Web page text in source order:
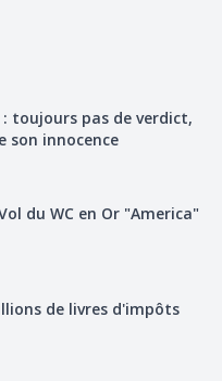
: toujours pas de verdict,
son innocence
du WC en Or "America"
de livres d'impôts